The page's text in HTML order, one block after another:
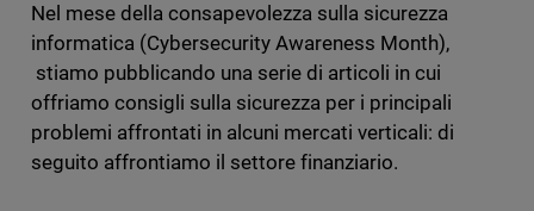
Nel mese della consapevolezza sulla sicurezza
informatica (Cybersecurity Awareness Month),
stiamo pubblicando una serie di articoli in cui
offriamo consigli sulla sicurezza per i principali
problemi affrontati in alcuni mercati verticali: di
seguito affrontiamo il settore finanziario.